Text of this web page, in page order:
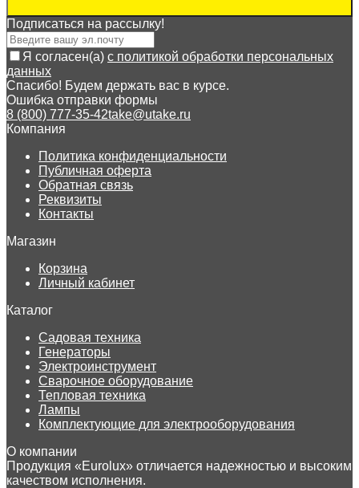
Подписаться на рассылкy!
Я согласен(a) с политикой обработки персональных
данных
Спасибо! Будем держать вас в курсе.
Ошибка отправки формы
8 (800) 777-35-42take@utake.ru
Компания
Политика конфиденциальности
Публичная оферта
Обратная связь
Реквизиты
Контакты
Магазин
Корзина
Личный кабинет
Каталог
Садовая техника
Генераторы
Электроинструмент
Сварочное оборудование
Тепловая техника
Лампы
Комплектующие для электрооборудования
О компании
Продукция «Eurolux» отличается надежностью и высоким
качеством исполнения.